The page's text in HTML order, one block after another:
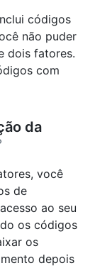
códigos
não puder
dois fatores.
com
da
você
de
ao seu
os códigos
os
depois